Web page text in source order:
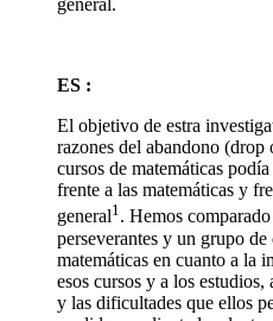
general.
ES :
El objetivo de estra
razones del abandono (drop
cursos de matemáticas
frente a las matemáticas y
general1. Hemos
perseverantes y un grupo de
matemáticas en cuanto a la
esos cursos y a los
y las dificultades que ellos